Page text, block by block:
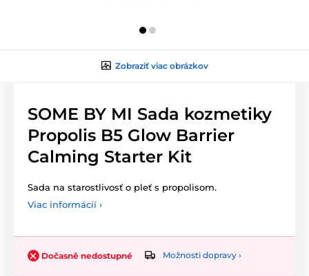
Zobraziť viac obrázkov
SOME BY MI Sada kozmetiky
Propolis B5 Glow Barrier
Calming Starter Kit
Sada na starostlivosť o pleť s propolisom.
Viac informácií ›
Dočasně nedostupné Možnosti dopravy ›